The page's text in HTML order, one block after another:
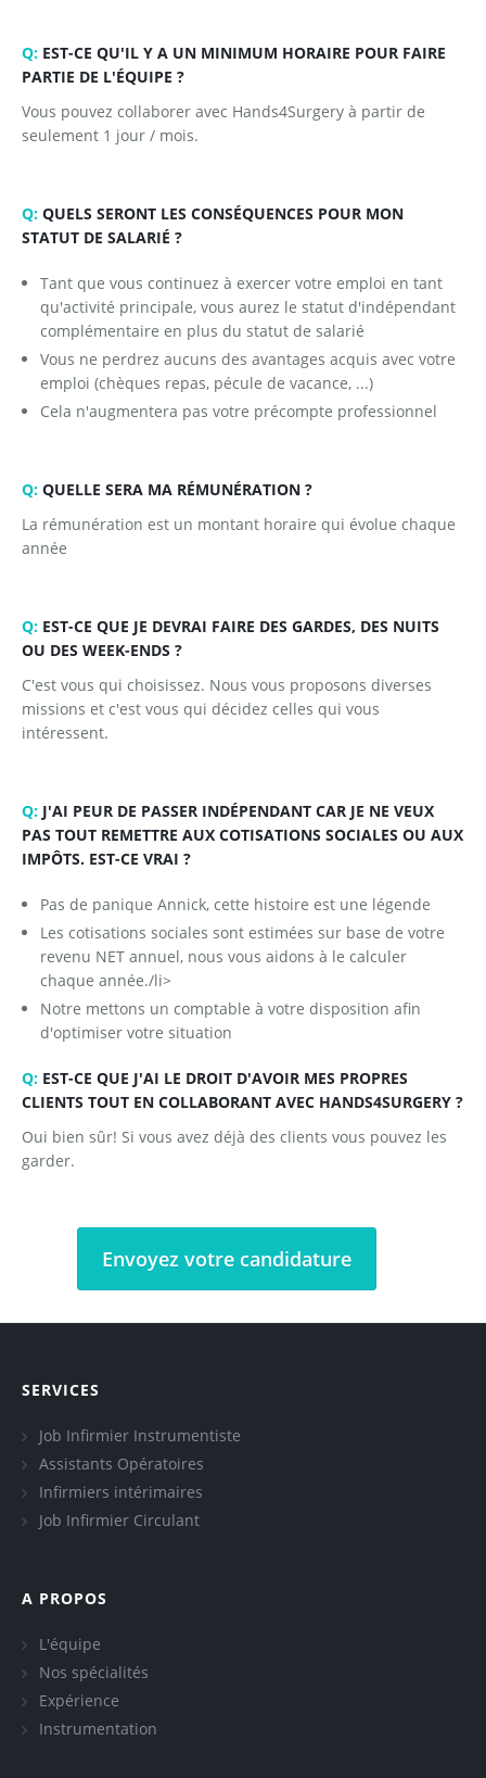
Q: EST-CE QU'IL Y A UN MINIMUM HORAIRE POUR FAIRE
PARTIE DE L'ÉQUIPE ?
Vous pouvez collaborer avec Hands4Surgery à partir de
seulement 1 jour / mois.
Q: QUELS SERONT LES CONSÉQUENCES POUR MON
STATUT DE SALARIÉ ?
Tant que vous continuez à exercer votre emploi en tant
qu'activité principale, vous aurez le statut d'indépendant
complémentaire en plus du statut de salarié
Vous ne perdrez aucuns des avantages acquis avec votre
emploi (chèques repas, pécule de vacance, ...)
Cela n'augmentera pas votre précompte professionnel
Q: QUELLE SERA MA RÉMUNÉRATION ?
La rémunération est un montant horaire qui évolue chaque
année
Q: EST-CE QUE JE DEVRAI FAIRE DES GARDES, DES NUITS
OU DES WEEK-ENDS ?
C'est vous qui choisissez. Nous vous proposons diverses
missions et c'est vous qui décidez celles qui vous
intéressent.
Q: J'AI PEUR DE PASSER INDÉPENDANT CAR JE NE VEUX
PAS TOUT REMETTRE AUX COTISATIONS SOCIALES OU AUX
IMPÔTS. EST-CE VRAI ?
Pas de panique Annick, cette histoire est une légende
Les cotisations sociales sont estimées sur base de votre
revenu NET annuel, nous vous aidons à le calculer
chaque année./li>
Notre mettons un comptable à votre disposition afin
d'optimiser votre situation
Q: EST-CE QUE J'AI LE DROIT D'AVOIR MES PROPRES
CLIENTS TOUT EN COLLABORANT AVEC HANDS4SURGERY ?
Oui bien sûr! Si vous avez déjà des clients vous pouvez les
garder.
Envoyez votre candidature
SERVICES
Job Infirmier Instrumentiste
Assistants Opératoires
Infirmiers intérimaires
Job Infirmier Circulant
A PROPOS
L'équipe
Nos spécialités
Expérience
Instrumentation